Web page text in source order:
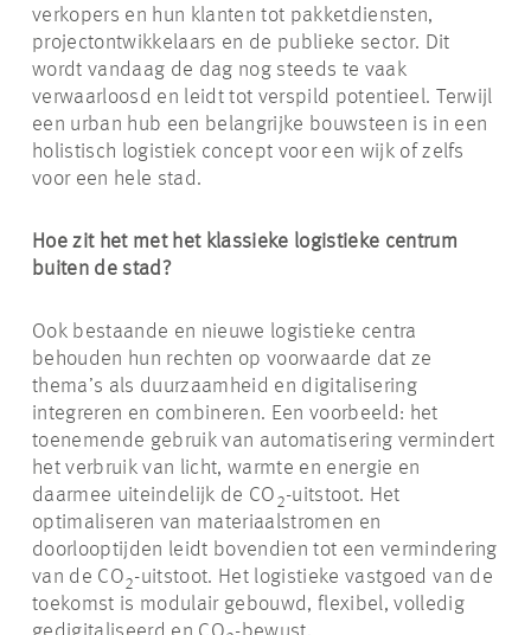
verkopers en hun klanten tot pakketdiensten,
projectontwikkelaars en de publieke sector. Dit
wordt vandaag de dag nog steeds te vaak
verwaarloosd en leidt tot verspild potentieel. Terwijl
een urban hub een belangrijke bouwsteen is in een
holistisch logistiek concept voor een wijk of zelfs
voor een hele stad.
Hoe zit het met het klassieke logistieke centrum
buiten de stad?
Ook bestaande en nieuwe logistieke centra
behouden hun rechten op voorwaarde dat ze
thema’s als duurzaamheid en digitalisering
integreren en combineren. Een voorbeeld: het
toenemende gebruik van automatisering vermindert
het verbruik van licht, warmte en energie en
daarmee uiteindelijk de CO 2-uitstoot. Het
optimaliseren van materiaalstromen en
doorlooptijden leidt bovendien tot een vermindering
van de CO2-uitstoot. Het logistieke vastgoed van de
toekomst is modulair gebouwd, flexibel, volledig